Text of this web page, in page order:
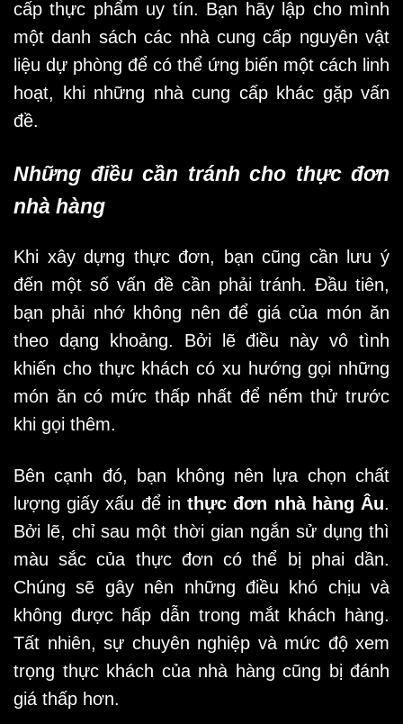
cấp thực phẩm uy tín. Bạn hãy lập cho mình
một danh sách các nhà cung cấp nguyên vật
liệu dự phòng để có thể ứng biến một cách linh
hoạt, khi những nhà cung cấp khác gặp vấn
đề.
Những điều cần tránh cho thực đơn
nhà hàng
Khi xây dựng thực đơn, bạn cũng cần lưu ý
đến một số vấn đề cần phải tránh. Đầu tiên,
bạn phải nhớ không nên để giá của món ăn
theo dạng khoảng. Bởi lẽ điều này vô tình
khiến cho thực khách có xu hướng gọi những
món ăn có mức thấp nhất để nếm thử trước
khi gọi thêm.
Bên cạnh đó, bạn không nên lựa chọn chất
lượng giấy xấu để inthực đơn nhà hàng Âu.
Bởi lẽ, chỉ sau một thời gian ngắn sử dụng thì
màu sắc của thực đơn có thể bị phai dần.
Chúng sẽ gây nên những điều khó chịu và
không được hấp dẫn trong mắt khách hàng.
Tất nhiên, sự chuyên nghiệp và mức độ xem
trọng thực khách của nhà hàng cũng bị đánh
giá thấp hơn.